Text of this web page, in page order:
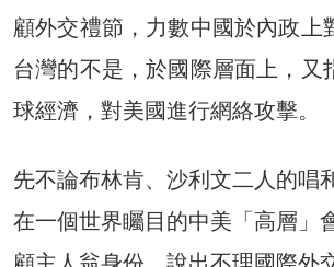
顧外交禮節，力數中國於內政上
台灣的不是，於國際層面上，又
球經濟，對美國進行網絡攻擊。
先不論布林肯、沙利文二人的唱
在一個世界矚目的中美「高層」